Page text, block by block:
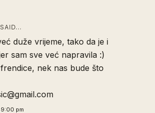
SAID…
duže vrijeme, tako da je i
sam sve već napravila :)
nek nas bude što
pm